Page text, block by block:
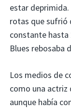
estar deprimida.
rotas que sufrió
constante hasta
Blues rebosaba
Los medios de
como una actriz
aunque había